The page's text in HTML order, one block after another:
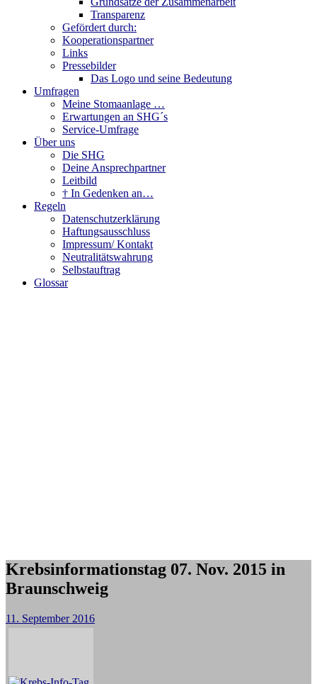
Transparenz
Gefördert durch:
Kooperationspartner
Links
Pressebilder
Das Logo und seine Bedeutung
Umfragen
Meine Stomaanlage …
Erwartungen an SHG´s
Service-Umfrage
Über uns
Die SHG
Deine Ansprechpartner
Leitbild
† In Gedenken an…
Regeln
Datenschutzerklärung
Haftungsausschluss
Impressum/ Kontakt
Neutralitätswahrung
Selbstauftrag
Glossar
Krebsinformationstag 07. Nov. 2015 in
Braunschweig
11. September 2016